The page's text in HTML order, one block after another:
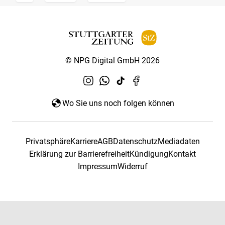
© NPG Digital GmbH 2026
Wo Sie uns noch folgen können
PrivatsphäreKarriereAGBDatenschutzMediadaten
Erklärung zur BarrierefreiheitKündigungKontakt
ImpressumWiderruf